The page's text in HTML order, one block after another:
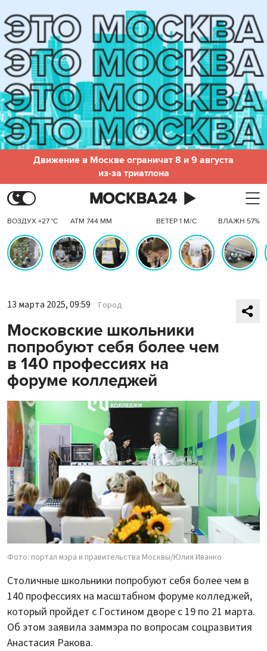
Движение в Москве ограничат 8 и 9 августа
из-за триатлона
ВОЗДУХ +27 °C АТМ 744 ММ ВЕТЕР 1 М/С ВЛАЖН 57%
13 марта 2025, 09:59 Город
Московские школьники
попробуют себя более чем
в 140 профессиях на
форуме колледжей
Фото: портал мэра и правительства Москвы/Юлия Иванко
Столичные школьники попробуют себя более чем в
140 профессиях на масштабном форуме колледжей,
который пройдет с Гостином дворе с 19 по 21 марта.
Об этом заявила заммэра по вопросам соцразвития
Анастасия Ракова.